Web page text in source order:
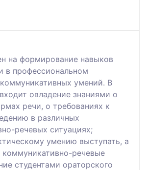
на формирование навыков
в профессиональном
умений. В
овладение знаниями о
речи, о требованиях к
в различных
речевых ситуациях;
умению выступать, а
речевые
студентами ораторского